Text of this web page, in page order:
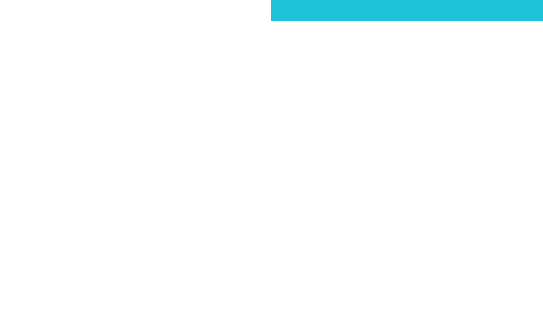
پلاک ۶ واحد ۳ طبقه اول